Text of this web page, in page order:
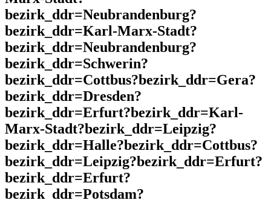
bezirk_ddr=Neubrandenburg?
bezirk_ddr=Karl-Marx-Stadt?
bezirk_ddr=Neubrandenburg?
bezirk_ddr=Schwerin?
bezirk_ddr=Cottbus?bezirk_ddr=Gera?
bezirk_ddr=Dresden?
bezirk_ddr=Erfurt?bezirk_ddr=Karl-
Marx-Stadt?bezirk_ddr=Leipzig?
bezirk_ddr=Halle?bezirk_ddr=Cottbus?
bezirk_ddr=Leipzig?bezirk_ddr=Erfurt?
bezirk_ddr=Erfurt?
bezirk_ddr=Potsdam?